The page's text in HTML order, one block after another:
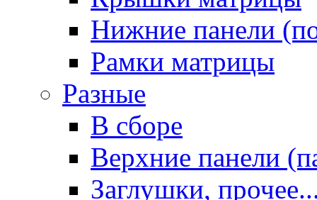
Нижние панели
Рамки матрицы
Разные
В сборе
Верхние панели
Заглушки,